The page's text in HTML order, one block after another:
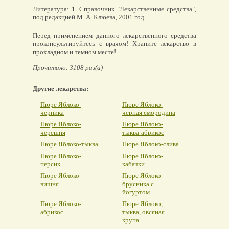
Литература: 1. Справочник "Лекарственные средства",
под редакцией М. А. Клюева, 2001 год.
Перед применением данного лекарственного средства
проконсультируйтесь с врачом! Храните лекарство в
прохладном и темном месте!
Прочитано: 3108 раз(а)
Другие лекарства:
Пюре Яблоко-
черника
Пюре Яблоко-
черная смородина
Пюре Яблоко-
черешня
Пюре Яблоко-
тыква-абрикос
Пюре Яблоко-тыква
Пюре Яблоко-слива
Пюре Яблоко-
персик
Пюре Яблоко-
кабачки
Пюре Яблоко-
вишня
Пюре Яблоко-
брусника с
йогуртом
Пюре Яблоко-
абрикос
Пюре Яблоко,
тыква, овсяная
крупа